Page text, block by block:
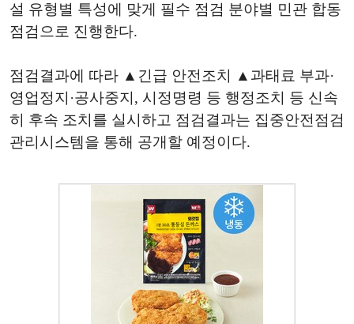
설 유형별 특성에 맞게 필수 점검 분야별 민관 합동
점검으로 진행한다.
점검결과에 따라 ▲긴급 안전조치 ▲과태료 부과·
영업정지·공사중지, 시정명령 등 행정조치 등 신속
히 후속 조치를 실시하고 점검결과는 집중안전점검
관리시스템을 통해 공개할 예정이다.